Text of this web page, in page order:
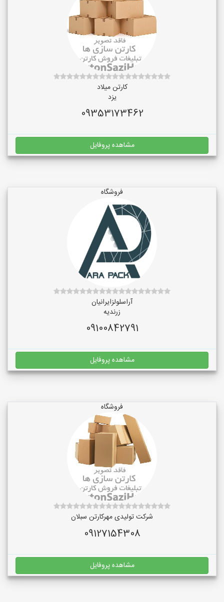
کارتن میلاد
یزد
09353173462
مشاهده پروفایل
فروشگاه
آراسلولزایرانیان
زرندیه
09100842791
مشاهده پروفایل
فروشگاه
شرکت تولیدی مهرکارتن سبلان
09127154308
مشاهده پروفایل